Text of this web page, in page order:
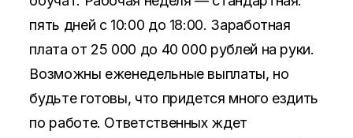
пять дней с 10:00 до 18:00. Заработная
плата от 25 000 до 40 000 рублей на руки.
Возможны еженедельные выплаты, но
будьте готовы, что придется много ездить
по работе. Ответственных ждет